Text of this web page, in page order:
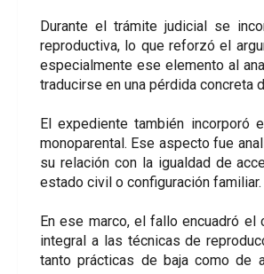
Durante el trámite judicial se
reproductiva, lo que reforzó el
especialmente ese elemento al
traducirse en una pérdida concreta
El expediente también incorporó
monoparental. Ese aspecto fue
su relación con la igualdad de
estado civil o configuración familiar.
En ese marco, el fallo encuadró
integral a las técnicas de
tanto prácticas de baja como de